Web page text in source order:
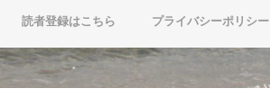
読者登録はこちら プライバシーポリシー